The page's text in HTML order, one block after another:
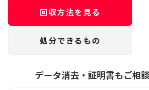
回収方法を見る
処分できるもの
データ消去・証明書もご相